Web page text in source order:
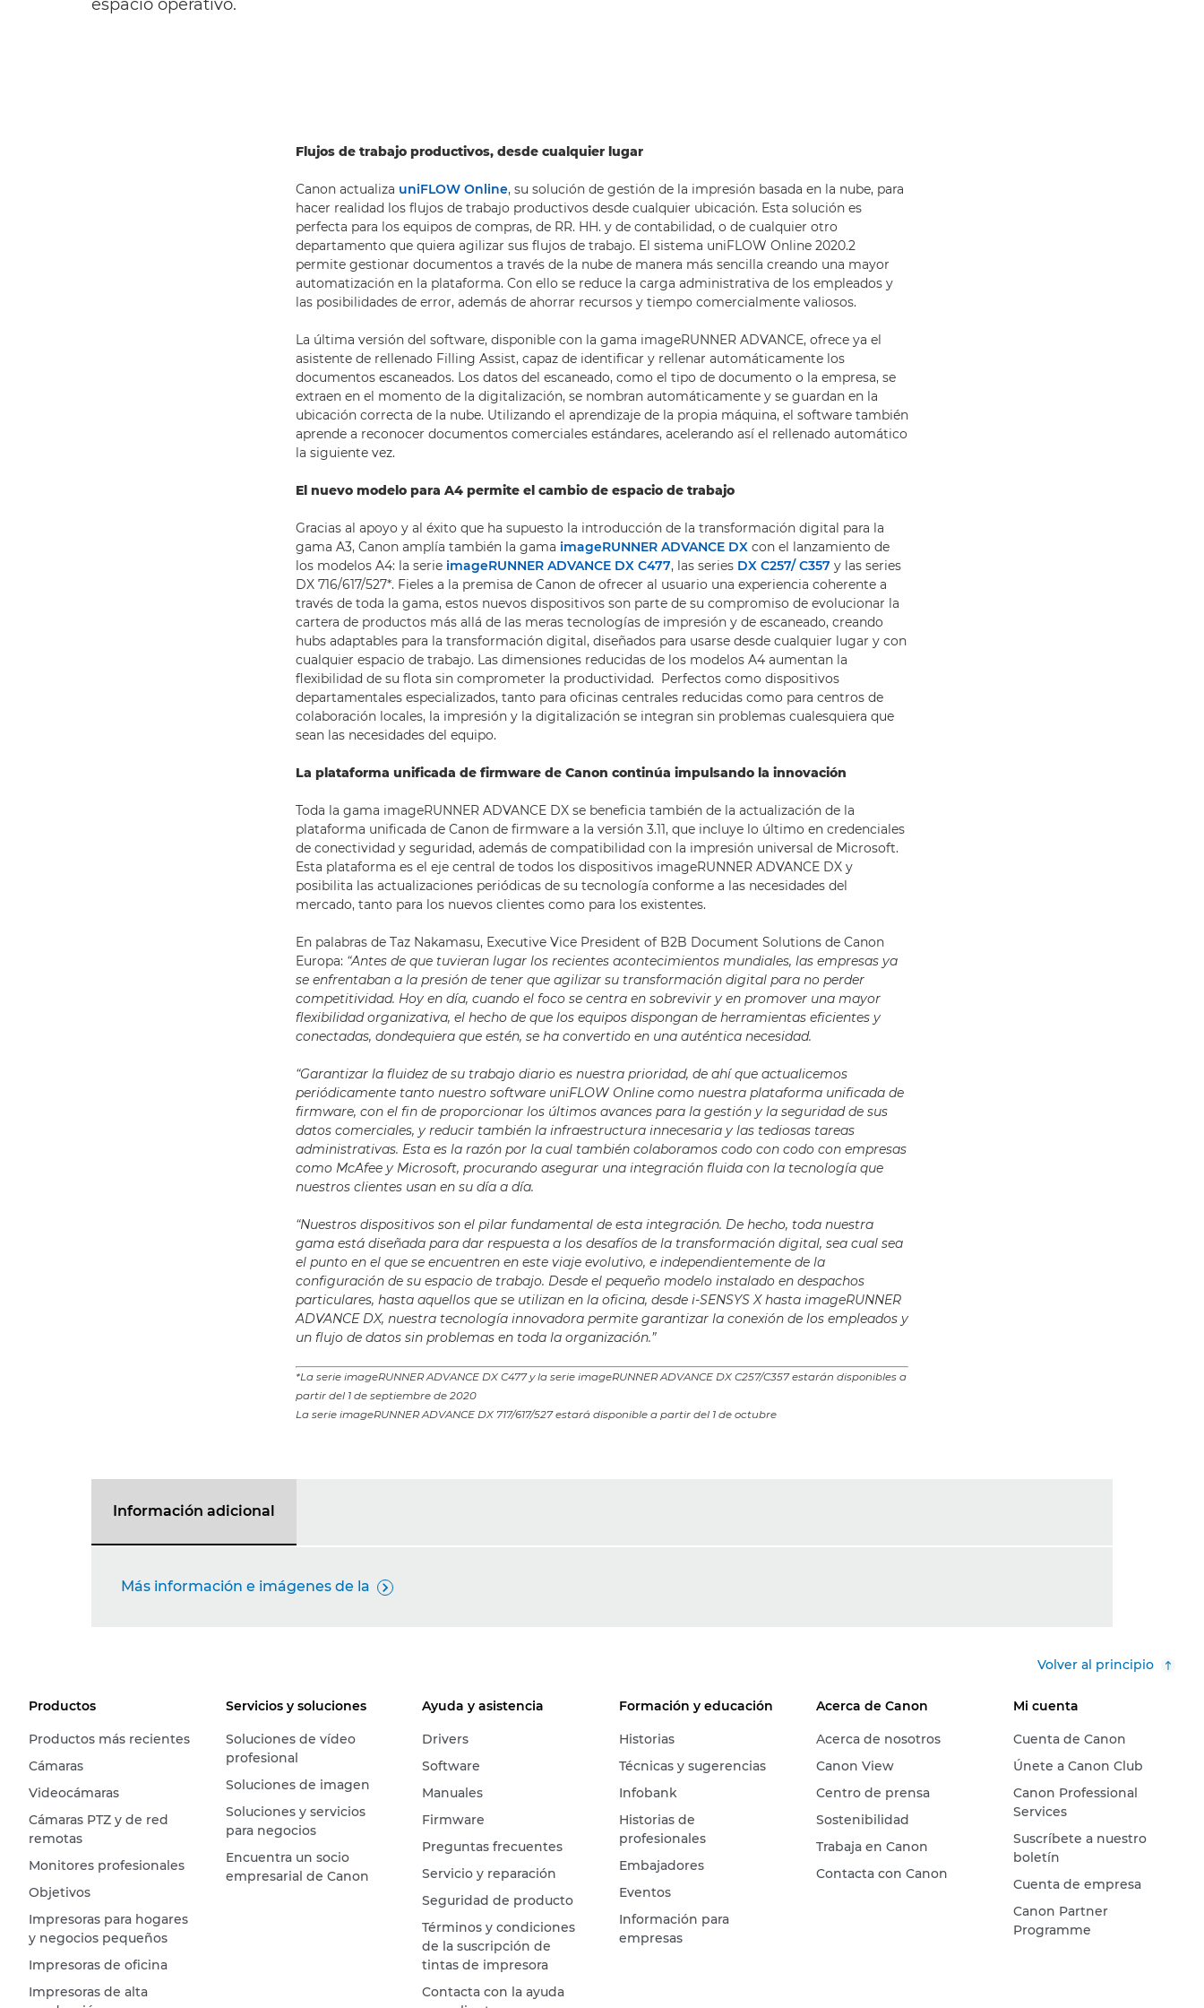
espacio operativo.
Flujos de trabajo productivos, desde cualquier lugar
Canon actualiza uniFLOW Online, su solución de gestión de la impresión basada en la nube, para
hacer realidad los flujos de trabajo productivos desde cualquier ubicación. Esta solución es
perfecta para los equipos de compras, de RR. HH. y de contabilidad, o de cualquier otro
departamento que quiera agilizar sus flujos de trabajo. El sistema uniFLOW Online 2020.2
permite gestionar documentos a través de la nube de manera más sencilla creando una mayor
automatización en la plataforma. Con ello se reduce la carga administrativa de los empleados y
las posibilidades de error, además de ahorrar recursos y tiempo comercialmente valiosos.
La última versión del software, disponible con la gama imageRUNNER ADVANCE, ofrece ya el
asistente de rellenado Filling Assist, capaz de identificar y rellenar automáticamente los
documentos escaneados. Los datos del escaneado, como el tipo de documento o la empresa, se
extraen en el momento de la digitalización, se nombran automáticamente y se guardan en la
ubicación correcta de la nube. Utilizando el aprendizaje de la propia máquina, el software también
aprende a reconocer documentos comerciales estándares, acelerando así el rellenado automático
la siguiente vez.
El nuevo modelo para A4 permite el cambio de espacio de trabajo
Gracias al apoyo y al éxito que ha supuesto la introducción de la transformación digital para la
gama A3, Canon amplía también la gama imageRUNNER ADVANCE DX con el lanzamiento de
los modelos A4: la serie imageRUNNER ADVANCE DX C477, las series DX C257/ C357 y las series
DX 716/617/527*. Fieles a la premisa de Canon de ofrecer al usuario una experiencia coherente a
través de toda la gama, estos nuevos dispositivos son parte de su compromiso de evolucionar la
cartera de productos más allá de las meras tecnologías de impresión y de escaneado, creando
hubs adaptables para la transformación digital, diseñados para usarse desde cualquier lugar y con
cualquier espacio de trabajo. Las dimensiones reducidas de los modelos A4 aumentan la
flexibilidad de su flota sin comprometer la productividad. Perfectos como dispositivos
departamentales especializados, tanto para oficinas centrales reducidas como para centros de
colaboración locales, la impresión y la digitalización se integran sin problemas cualesquiera que
sean las necesidades del equipo.
La plataforma unificada de firmware de Canon continúa impulsando la innovación
Toda la gama imageRUNNER ADVANCE DX se beneficia también de la actualización de la
plataforma unificada de Canon de firmware a la versión 3.11, que incluye lo último en credenciales
de conectividad y seguridad, además de compatibilidad con la impresión universal de Microsoft.
Esta plataforma es el eje central de todos los dispositivos imageRUNNER ADVANCE DX y
posibilita las actualizaciones periódicas de su tecnología conforme a las necesidades del
mercado, tanto para los nuevos clientes como para los existentes.
En palabras de Taz Nakamasu, Executive Vice President of B2B Document Solutions de Canon
Europa: “Antes de que tuvieran lugar los recientes acontecimientos mundiales, las empresas ya
se enfrentaban a la presión de tener que agilizar su transformación digital para no perder
competitividad. Hoy en día, cuando el foco se centra en sobrevivir y en promover una mayor
flexibilidad organizativa, el hecho de que los equipos dispongan de herramientas eficientes y
conectadas, dondequiera que estén, se ha convertido en una auténtica necesidad.
“Garantizar la fluidez de su trabajo diario es nuestra prioridad, de ahí que actualicemos
periódicamente tanto nuestro software uniFLOW Online como nuestra plataforma unificada de
firmware, con el fin de proporcionar los últimos avances para la gestión y la seguridad de sus
datos comerciales, y reducir también la infraestructura innecesaria y las tediosas tareas
administrativas. Esta es la razón por la cual también colaboramos codo con codo con empresas
como McAfee y Microsoft, procurando asegurar una integración fluida con la tecnología que
nuestros clientes usan en su día a día.
“Nuestros dispositivos son el pilar fundamental de esta integración. De hecho, toda nuestra
gama está diseñada para dar respuesta a los desafíos de la transformación digital, sea cual sea
el punto en el que se encuentren en este viaje evolutivo, e independientemente de la
configuración de su espacio de trabajo. Desde el pequeño modelo instalado en despachos
particulares, hasta aquellos que se utilizan en la oficina, desde i-SENSYS X hasta imageRUNNER
ADVANCE DX, nuestra tecnología innovadora permite garantizar la conexión de los empleados y
un flujo de datos sin problemas en toda la organización.”
*La serie imageRUNNER ADVANCE DX C477 y la serie imageRUNNER ADVANCE DX C257/C357 estarán disponibles a
partir del 1 de septiembre de 2020
La serie imageRUNNER ADVANCE DX 717/617/527 estará disponible a partir del 1 de octubre
Información adicional
Más información e imágenes de la 
Volver al principio
Productos
Productos más recientes
Cámaras
Videocámaras
Cámaras PTZ y de red
remotas
Monitores profesionales
Objetivos
Impresoras para hogares
y negocios pequeños
Impresoras de oficina
Impresoras de alta
Servicios y soluciones
Soluciones de vídeo
profesional
Soluciones de imagen
Soluciones y servicios
para negocios
Encuentra un socio
empresarial de Canon
Ayuda y asistencia
Drivers
Software
Manuales
Firmware
Preguntas frecuentes
Servicio y reparación
Seguridad de producto
Términos y condiciones
de la suscripción de
tintas de impresora
Contacta con la ayuda
Formación y educación
Historias
Técnicas y sugerencias
Infobank
Historias de
profesionales
Embajadores
Eventos
Información para
empresas
Acerca de Canon
Acerca de nosotros
Canon View
Centro de prensa
Sostenibilidad
Trabaja en Canon
Contacta con Canon
Mi cuenta
Cuenta de Canon
Únete a Canon Club
Canon Professional
Services
Suscríbete a nuestro
boletín
Cuenta de empresa
Canon Partner
Programme